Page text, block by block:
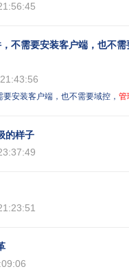
不需要安装客户端，也不
安装客户端，也不需要域控， 管
的样子